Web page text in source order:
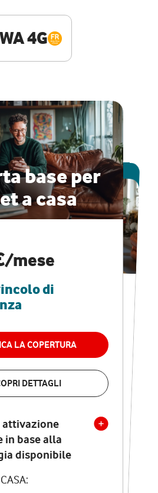
4G
base per
a casa
/mese
di
LA COPERTURA
DETTAGLI
attivazione
in base alla
disponibile
ESCLUSIVA ONLINE
PRO
veloce e
speciali
FISSA + VODAFONE CLUB
VERIFICA LA COPERTURA
di attivazione
in base alla
disponibile
TUA CASA: